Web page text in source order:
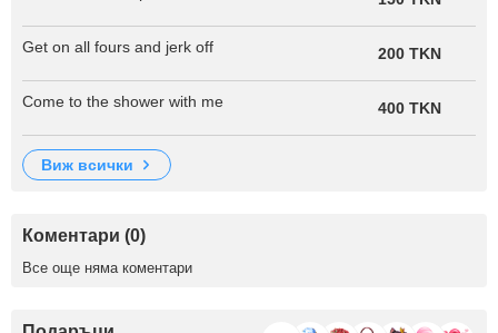
Get on all fours and jerk off 200 TKN
Come to the shower with me 400 TKN
виж всички
Коментари (0)
Все още няма коментари